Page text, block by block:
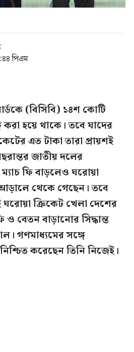
পিএম
(বিসিবি) ১৪শ কোটি
করা হয়ে থাকে। তবে যাদের
এত টাকা তারা প্রায়শই
জাতীয় দলের
ফি বাড়লেও ঘরোয়া
আড়ালে থেকে গেছেন। তবে
ঘরোয়া ক্রিকেট খেলা দেশের
ও বেতন বাড়ানোর সিদ্ধান্ত
গণমাধ্যমের সঙ্গে
করেছেন তিনি নিজেই।